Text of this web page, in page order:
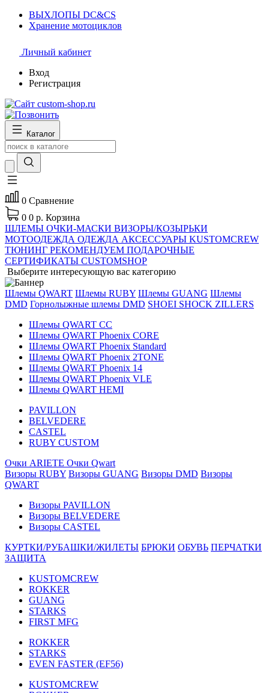
ВЫХЛОПЫ DC&CS
Хранение мотоциклов
Личный кабинет
Вход
Регистрация
Каталог
0 Сравнение
0 0 р. Корзина
ШЛЕМЫ ОЧКИ-МАСКИ ВИЗОРЫ/КОЗЫРЬКИ
МОТООДЕЖДА ОДЕЖДА АКСЕССУАРЫ KUSTOMCREW
ТЮНИНГ РЕКОМЕНДУЕМ ПОДАРОЧНЫЕ
СЕРТИФИКАТЫ CUSTOMSHOP
Выберите интересующую вас категорию
Шлемы QWART Шлемы RUBY Шлемы GUANG Шлемы
DMD Горнолыжные шлемы DMD SHOEI SHOCK ZILLERS
Шлемы QWART CC
Шлемы QWART Phoenix CORE
Шлемы QWART Phoenix Standard
Шлемы QWART Phoenix 2TONE
Шлемы QWART Phoenix 14
Шлемы QWART Phoenix VLE
Шлемы QWART HEMI
PAVILLON
BELVEDERE
CASTEL
RUBY CUSTOM
Очки ARIETE Очки Qwart
Визоры RUBY Визоры GUANG Визоры DMD Визоры
QWART
Визоры PAVILLON
Визоры BELVEDERE
Визоры CASTEL
КУРТКИ/РУБАШКИ/ЖИЛЕТЫ БРЮКИ ОБУВЬ ПЕРЧАТКИ
ЗАЩИТА
KUSTOMCREW
ROKKER
GUANG
STARKS
FIRST MFG
ROKKER
STARKS
EVEN FASTER (EF56)
KUSTOMCREW